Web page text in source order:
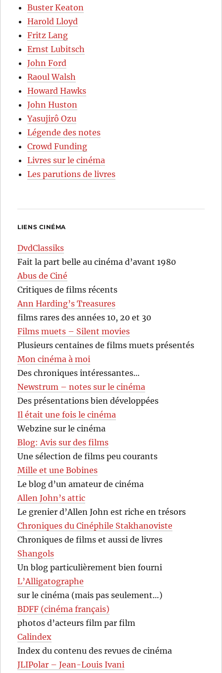
Buster Keaton
Harold Lloyd
Fritz Lang
Ernst Lubitsch
John Ford
Raoul Walsh
Howard Hawks
John Huston
Yasujirô Ozu
Légende des notes
Crowd Funding
Livres sur le cinéma
Les parutions de livres
LIENS CINÉMA
DvdClassiks
Fait la part belle au cinéma d’avant 1980
Abus de Ciné
Critiques de films récents
Ann Harding’s Treasures
films rares des années 10, 20 et 30
Films muets – Silent movies
Plusieurs centaines de films muets présentés
Mon cinéma à moi
Des chroniques intéressantes…
Newstrum – notes sur le cinéma
Des présentations bien développées
Il était une fois le cinéma
Webzine sur le cinéma
Blog: Avis sur des films
Une sélection de films peu courants
Mille et une Bobines
Le blog d’un amateur de cinéma
Allen John’s attic
Le grenier d’Allen John est riche en trésors
Chroniques du Cinéphile Stakhanoviste
Chroniques de films et aussi de livres
Shangols
Un blog particulièrement bien fourni
L’Alligatographe
sur le cinéma (mais pas seulement…)
BDFF (cinéma français)
photos d’acteurs film par film
Calindex
Index du contenu des revues de cinéma
JLIPolar – Jean-Louis Ivani